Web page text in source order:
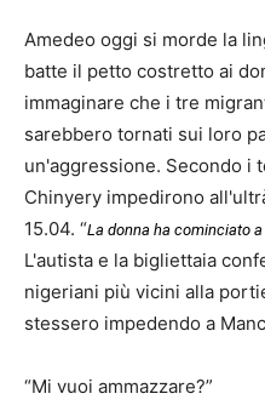
Amedeo oggi si morde la
batte il petto costretto ai
immaginare che i tre
sarebbero tornati sui loro
un'aggressione. Secondo i
Chinyery impedirono
15.04. “La donna ha cominciato
L'autista e la bigliettaia
nigeriani più vicini alla
stessero impedendo a
“Mi vuoi ammazzare?”